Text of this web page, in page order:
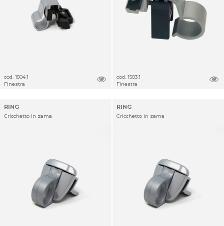
cod. 1504.1
Finestra
cod. 1503.1
Finestra
RING
Cricchetto in zama
RING
Cricchetto in zama